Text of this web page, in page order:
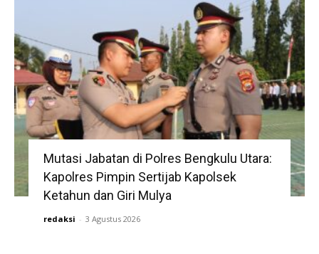
Mutasi Jabatan di Polres Bengkulu Utara:
Kapolres Pimpin Sertijab Kapolsek
Ketahun dan Giri Mulya
redaksi - 3 Agustus 2026